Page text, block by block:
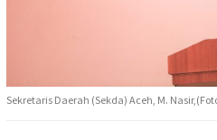
Sekretaris Daerah (Sekda) Aceh, M.